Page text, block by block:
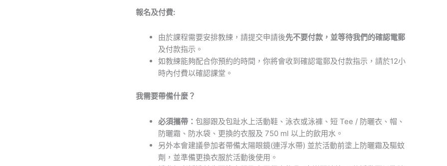
報名及付費:
由於課程需要安排教練，請提交申請後先不要付款，並等待我們的確認電郵
及付款指示。
如教練能夠配合你預約的時間，你將會收到確認電郵及付款指示，請於12小
時內付費以確認課堂。
我需要帶備什麼？
必須攜帶： 包腳跟及包趾水上活動鞋、泳衣或泳褲、短 Tee / 防曬衣、帽、
防曬霜、防水袋、更換的衣服及 750 ml 以上的飲用水。
另外本會建議參加者帶備太陽眼鏡(連浮水帶) 並於活動前塗上防曬霜及驅蚊
劑，並準備更換衣服於活動後使用。